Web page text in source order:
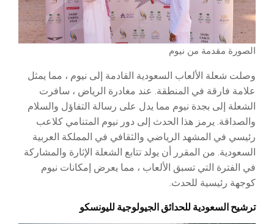
الصورة مقدمة من نيوم
وصلت شعلة الألعاب السعودية القادمة إلى نيوم ، مما يمثل
علامة فارقة في المنطقة. عند مغادرة الرياض ، سافرت
الشعلة إلى بجدة نيوم مما يدل على رسالة التفاؤل والسلام
والصداقة. يرمز هذا الحدث إلى دور نيوم المتنامي كلاعب
رئيسي في المشهد الرياضي والثقافي في المملكة العربية
السعودية. من المقرر أن يولد تتابع الشعلة الإثارة والمشاركة
في الفترة التي تسبق الألعاب ، مما يعرض إمكانات نيوم
كوجهة رئيسية للحدث.
ترشيح السعودية للحدائق الجيولوجية لليونسكو